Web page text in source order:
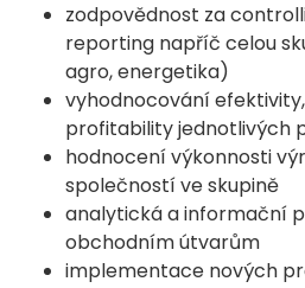
zodpovědnost za
reporting napříč celou
agro, energetika)
vyhodnocování
profitability jednotlivých
hodnocení výkonnosti
společností ve skupině
analytická a informační
obchodním útvarům
implementace nových